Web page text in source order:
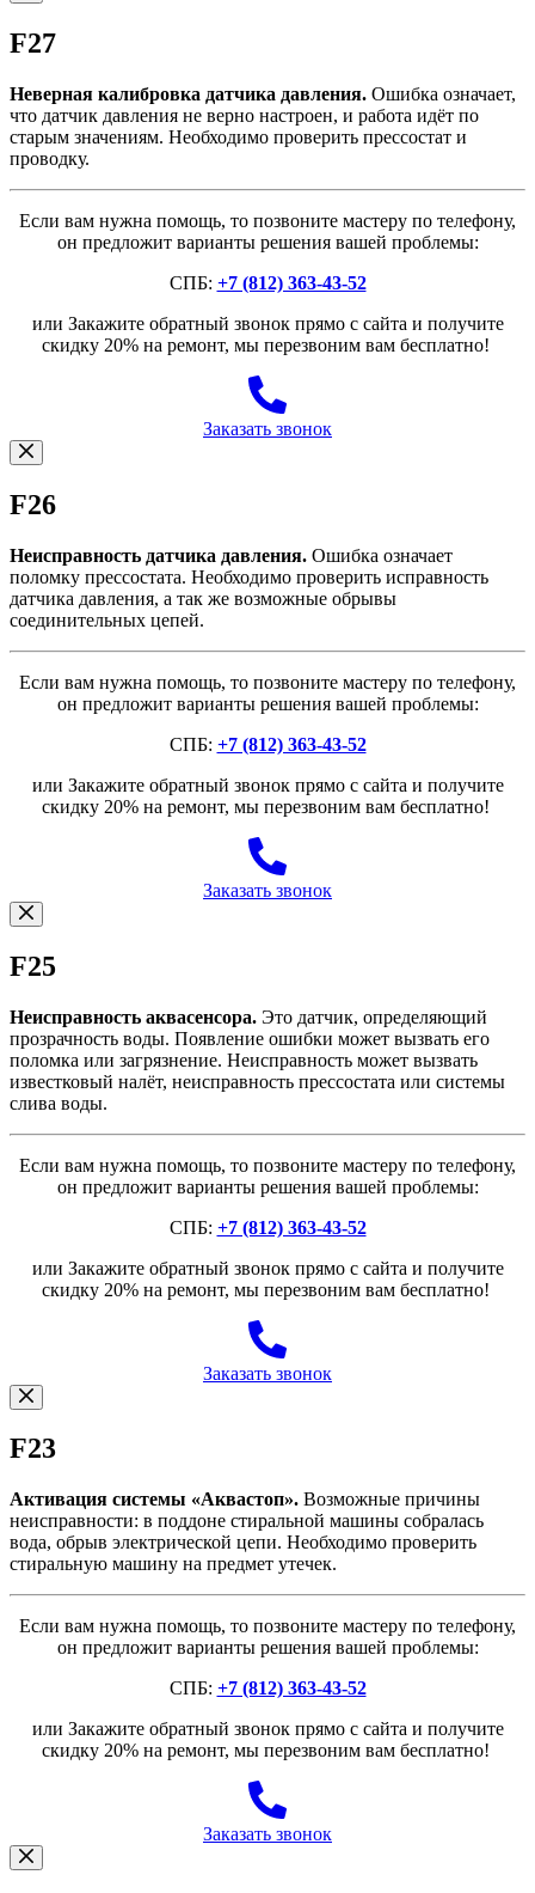
F27
Неверная калибровка датчика давления. Ошибка означает,
что датчик давления не верно настроен, и работа идёт по
старым значениям. Необходимо проверить прессостат и
проводку.
Если вам нужна помощь, то позвоните мастеру по телефону,
он предложит варианты решения вашей проблемы:
СПБ: +7 (812) 363-43-52
или Закажите обратный звонок прямо с сайта и получите
скидку 20% на ремонт, мы перезвоним вам бесплатно!
Заказать звонок
F26
Неисправность датчика давления. Ошибка означает
поломку прессостата. Необходимо проверить исправность
датчика давления, а так же возможные обрывы
соединительных цепей.
Если вам нужна помощь, то позвоните мастеру по телефону,
он предложит варианты решения вашей проблемы:
СПБ: +7 (812) 363-43-52
или Закажите обратный звонок прямо с сайта и получите
скидку 20% на ремонт, мы перезвоним вам бесплатно!
Заказать звонок
F25
Неисправность аквасенсора. Это датчик, определяющий
прозрачность воды. Появление ошибки может вызвать его
поломка или загрязнение. Неисправность может вызвать
известковый налёт, неисправность прессостата или системы
слива воды.
Если вам нужна помощь, то позвоните мастеру по телефону,
он предложит варианты решения вашей проблемы:
СПБ: +7 (812) 363-43-52
или Закажите обратный звонок прямо с сайта и получите
скидку 20% на ремонт, мы перезвоним вам бесплатно!
Заказать звонок
F23
Активация системы «Аквастоп». Возможные причины
неисправности: в поддоне стиральной машины собралась
вода, обрыв электрической цепи. Необходимо проверить
стиральную машину на предмет утечек.
Если вам нужна помощь, то позвоните мастеру по телефону,
он предложит варианты решения вашей проблемы:
СПБ: +7 (812) 363-43-52
или Закажите обратный звонок прямо с сайта и получите
скидку 20% на ремонт, мы перезвоним вам бесплатно!
Заказать звонок